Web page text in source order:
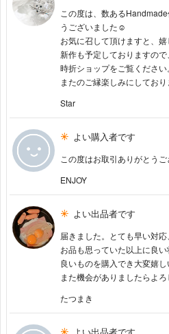
この度は、数ある
うございました☺︎
お気に召して頂けますと、嬉
新作も予定しておりますので、
時折ショップをご覧ください。
またのご縁楽しみにしており
Star
よい購入者です
この度はお取引ありがとうご
ENJOY
よい出品者です
届きました。とても早い対応
お品も思っていた以上に良い
良いものを購入でき大変嬉し
また機会がありましたらよろ
たつまき